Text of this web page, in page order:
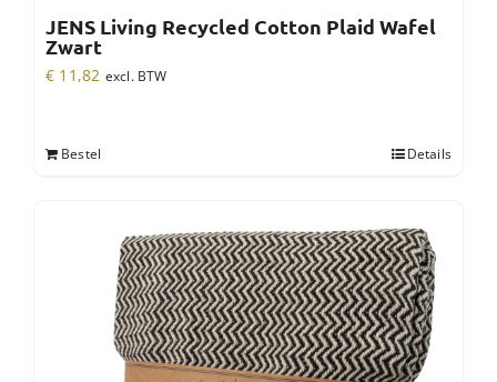
JENS Living Recycled Cotton Plaid Wafel
Zwart
€ 11,82 excl. BTW
Bestel Details